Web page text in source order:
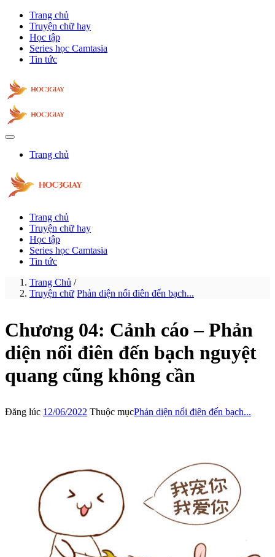
Trang chủ
Truyện chữ hay
Học tập
Series học Camtasia
Tin tức
Trang chủ
Trang chủ
Truyện chữ hay
Học tập
Series học Camtasia
Tin tức
Trang Chủ /
Truyện chữ Phản diện nổi điên đến bạch...
Chương 04: Cảnh cáo – Phản
diện nổi điên đến bạch nguyệt
quang cũng không cần
Đăng lúc 12/06/2022 Thuộc mụcPhản diện nổi điên đến bạch...